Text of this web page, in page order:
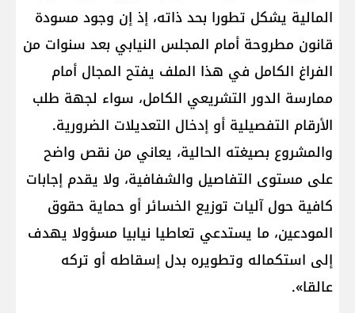
المالية يشكل تطورا بحد ذاته، إذ إن وجود مسودة
قانون مطروحة أمام المجلس النيابي بعد سنوات من
الفراغ الكامل في هذا الملف يفتح المجال أمام
ممارسة الدور التشريعي الكامل، سواء لجهة طلب
الأرقام التفصيلية أو إدخال التعديلات الضرورية.
والمشروع بصيغته الحالية، يعاني من نقص واضح
على مستوى التفاصيل والشفافية، ولا يقدم إجابات
كافية حول آليات توزيع الخسائر أو حماية حقوق
المودعين، ما يستدعي تعاطيا نيابيا مسؤولا يهدف
إلى استكماله وتطويره بدل إسقاطه أو تركه
عالقا».